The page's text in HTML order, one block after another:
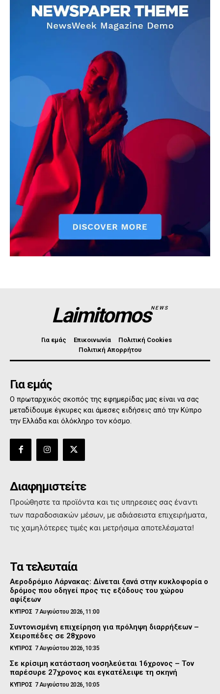
LaimitomosNEWS
Για εμάς Επικοινωνία
Πολιτική Cookies
Πολιτική Απορρήτου
Για εμάς
Ο πρωταρχικός σκοπός της εφημερίδας μας είναι να σας
μεταδίδουμε έγκυρες και άμεσες ειδήσεις από την Κύπρο
την Ελλάδα και όλόκληρο τον κόσμο.
Διαφημιστείτε
Προώθηστε τα προϊόντα και τις υπηρεσιες σας έναντι
των παραδοσιακών μέσων, με αδιάσειστα επιχειρήματα,
τις χαμηλότερες τιμές και μετρήσιμα αποτελέσματα!
Τα τελευταία
Αεροδρόμιο Λάρνακας: Δίνεται ξανά στην κυκλοφορία ο
δρόμος που οδηγεί προς τις εξόδους του χώρου
αφίξεων
ΚΥΠΡΟΣ 7 Αυγούστου 2026, 11:00
Συντονισμένη επιχείρηση για πρόληψη διαρρήξεων –
Χειροπέδες σε 28χρονο
ΚΥΠΡΟΣ 7 Αυγούστου 2026, 10:35
Σε κρίσιμη κατάσταση νοσηλεύεται 16χρονος – Τον
παρέσυρε 27χρονος και εγκατέλειψε τη σκηνή
ΚΥΠΡΟΣ 7 Αυγούστου 2026, 10:05